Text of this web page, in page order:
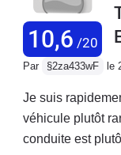
10,6 /20
Par §2za433wF le
Je suis
véhicule plutôt
conduite est